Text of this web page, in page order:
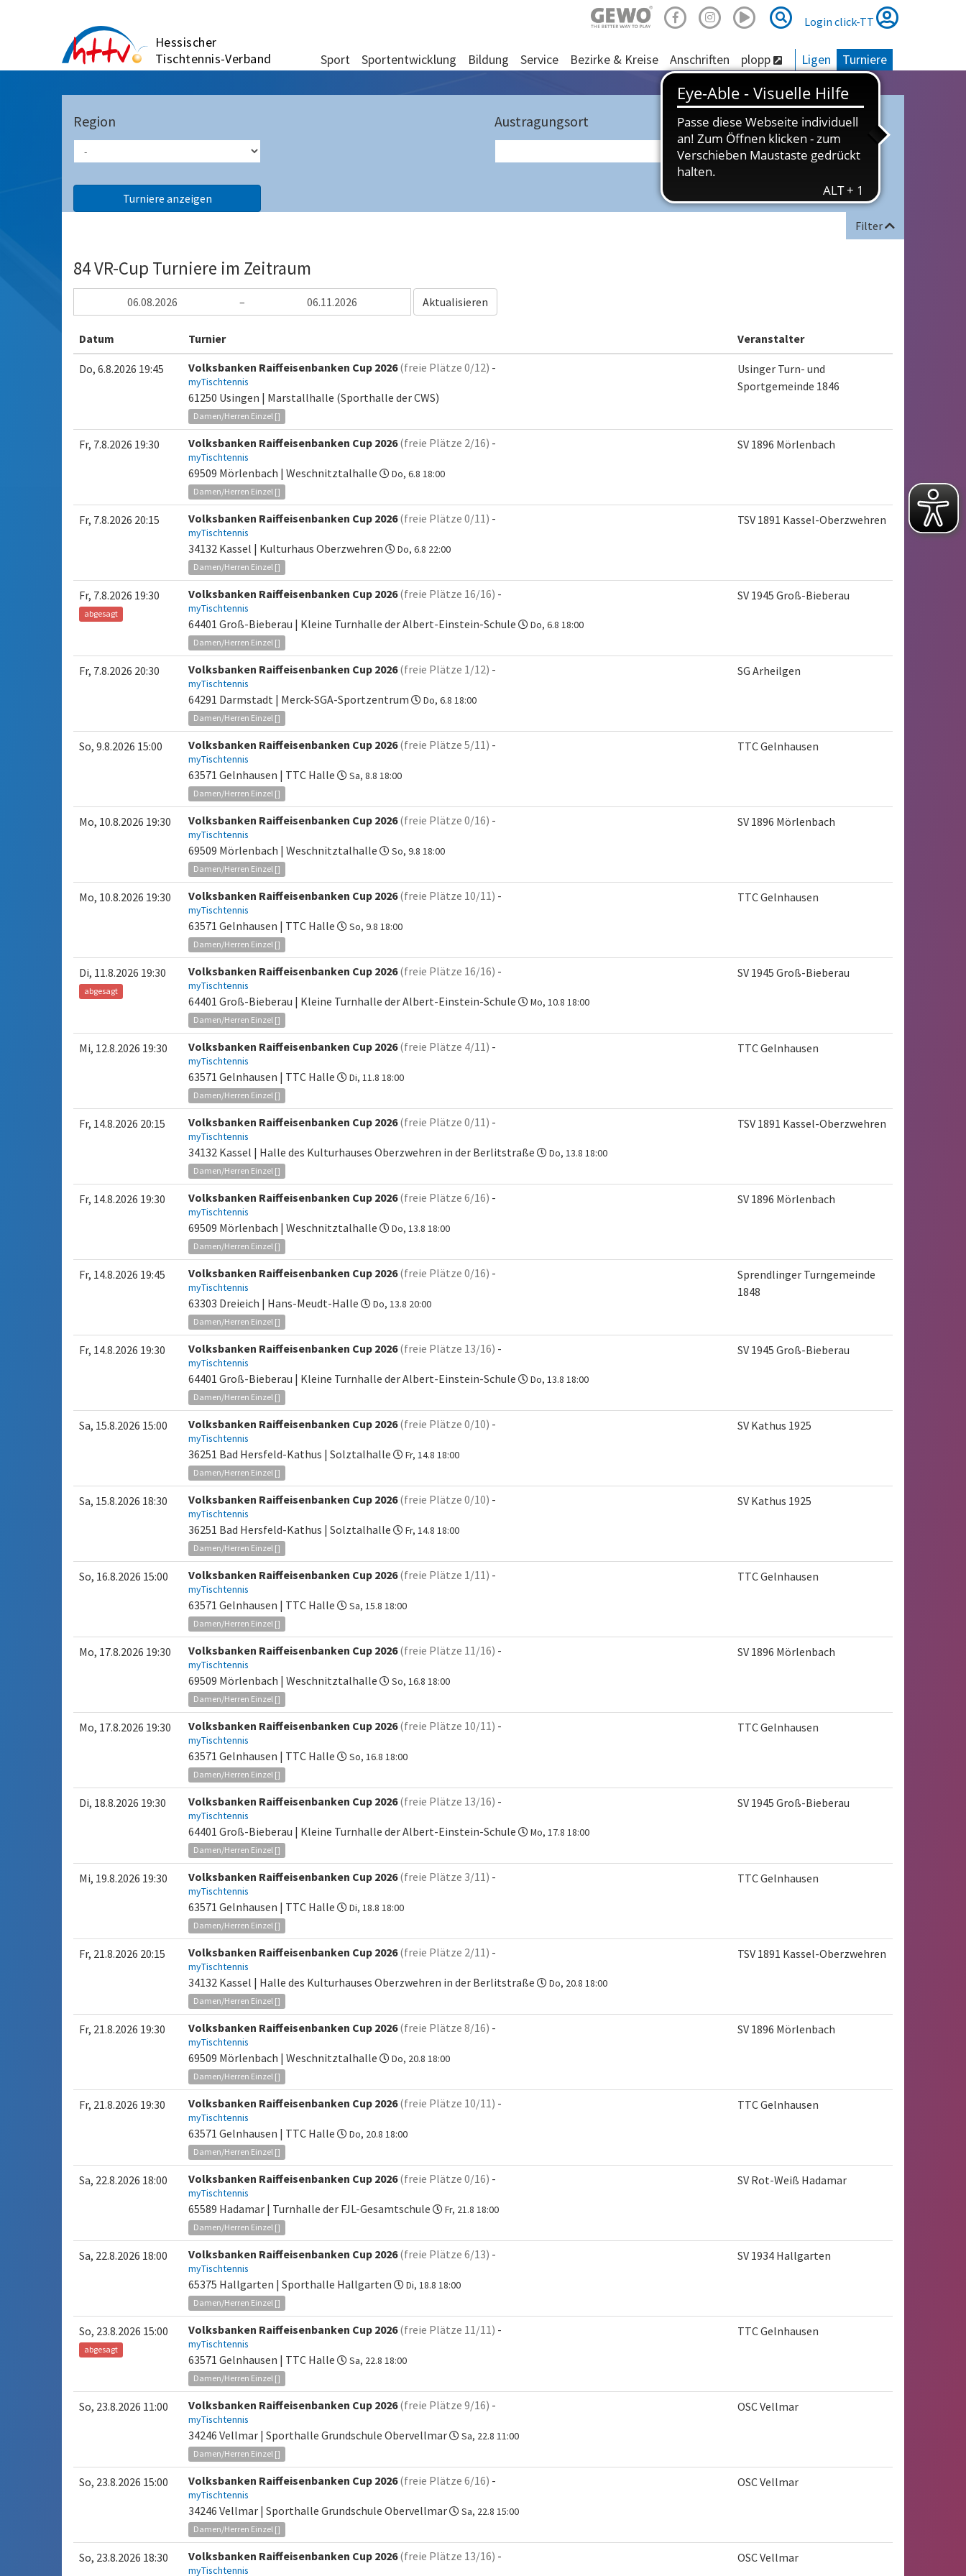
Hessischer
Tischtennis-Verband
Suche
Suche
Login click-TT
Sport Sportentwicklung Bildung Service Bezirke & Kreise Anschriften plopp Ligen Turniere
Region Austragungsort
Filter
84 VR-Cup Turniere im Zeitraum
– Aktualisieren
Datum Turnier Veranstalter
Do, 6.8.2026 19:45 Volksbanken Raiffeisenbanken Cup 2026 (freie Plätze 0/12) -
myTischtennis
61250 Usingen | Marstallhalle (Sporthalle der CWS)
Damen/Herren Einzel []
Usinger Turn- und
Sportgemeinde 1846
Fr, 7.8.2026 19:30 Volksbanken Raiffeisenbanken Cup 2026 (freie Plätze 2/16) -
myTischtennis
69509 Mörlenbach | Weschnitztalhalle Do, 6.8 18:00
Damen/Herren Einzel []
SV 1896 Mörlenbach
Fr, 7.8.2026 20:15 Volksbanken Raiffeisenbanken Cup 2026 (freie Plätze 0/11) -
myTischtennis
34132 Kassel | Kulturhaus Oberzwehren Do, 6.8 22:00
Damen/Herren Einzel []
TSV 1891 Kassel-Oberzwehren
Fr, 7.8.2026 19:30
abgesagt
Volksbanken Raiffeisenbanken Cup 2026 (freie Plätze 16/16) -
myTischtennis
64401 Groß-Bieberau | Kleine Turnhalle der Albert-Einstein-Schule Do, 6.8 18:00
Damen/Herren Einzel []
SV 1945 Groß-Bieberau
Fr, 7.8.2026 20:30 Volksbanken Raiffeisenbanken Cup 2026 (freie Plätze 1/12) -
myTischtennis
64291 Darmstadt | Merck-SGA-Sportzentrum Do, 6.8 18:00
Damen/Herren Einzel []
SG Arheilgen
So, 9.8.2026 15:00 Volksbanken Raiffeisenbanken Cup 2026 (freie Plätze 5/11) -
myTischtennis
63571 Gelnhausen | TTC Halle Sa, 8.8 18:00
Damen/Herren Einzel []
TTC Gelnhausen
Mo, 10.8.2026 19:30 Volksbanken Raiffeisenbanken Cup 2026 (freie Plätze 0/16) -
myTischtennis
69509 Mörlenbach | Weschnitztalhalle So, 9.8 18:00
Damen/Herren Einzel []
SV 1896 Mörlenbach
Mo, 10.8.2026 19:30 Volksbanken Raiffeisenbanken Cup 2026 (freie Plätze 10/11) -
myTischtennis
63571 Gelnhausen | TTC Halle So, 9.8 18:00
Damen/Herren Einzel []
TTC Gelnhausen
Di, 11.8.2026 19:30
abgesagt
Volksbanken Raiffeisenbanken Cup 2026 (freie Plätze 16/16) -
myTischtennis
64401 Groß-Bieberau | Kleine Turnhalle der Albert-Einstein-Schule Mo, 10.8 18:00
Damen/Herren Einzel []
SV 1945 Groß-Bieberau
Mi, 12.8.2026 19:30 Volksbanken Raiffeisenbanken Cup 2026 (freie Plätze 4/11) -
myTischtennis
63571 Gelnhausen | TTC Halle Di, 11.8 18:00
Damen/Herren Einzel []
TTC Gelnhausen
Fr, 14.8.2026 20:15 Volksbanken Raiffeisenbanken Cup 2026 (freie Plätze 0/11) -
myTischtennis
34132 Kassel | Halle des Kulturhauses Oberzwehren in der Berlitstraße Do, 13.8 18:00
Damen/Herren Einzel []
TSV 1891 Kassel-Oberzwehren
Fr, 14.8.2026 19:30 Volksbanken Raiffeisenbanken Cup 2026 (freie Plätze 6/16) -
myTischtennis
69509 Mörlenbach | Weschnitztalhalle Do, 13.8 18:00
Damen/Herren Einzel []
SV 1896 Mörlenbach
Fr, 14.8.2026 19:45 Volksbanken Raiffeisenbanken Cup 2026 (freie Plätze 0/16) -
myTischtennis
63303 Dreieich | Hans-Meudt-Halle Do, 13.8 20:00
Damen/Herren Einzel []
Sprendlinger Turngemeinde
1848
Fr, 14.8.2026 19:30 Volksbanken Raiffeisenbanken Cup 2026 (freie Plätze 13/16) -
myTischtennis
64401 Groß-Bieberau | Kleine Turnhalle der Albert-Einstein-Schule Do, 13.8 18:00
Damen/Herren Einzel []
SV 1945 Groß-Bieberau
Sa, 15.8.2026 15:00 Volksbanken Raiffeisenbanken Cup 2026 (freie Plätze 0/10) -
myTischtennis
36251 Bad Hersfeld-Kathus | Solztalhalle Fr, 14.8 18:00
Damen/Herren Einzel []
SV Kathus 1925
Sa, 15.8.2026 18:30 Volksbanken Raiffeisenbanken Cup 2026 (freie Plätze 0/10) -
myTischtennis
36251 Bad Hersfeld-Kathus | Solztalhalle Fr, 14.8 18:00
Damen/Herren Einzel []
SV Kathus 1925
So, 16.8.2026 15:00 Volksbanken Raiffeisenbanken Cup 2026 (freie Plätze 1/11) -
myTischtennis
63571 Gelnhausen | TTC Halle Sa, 15.8 18:00
Damen/Herren Einzel []
TTC Gelnhausen
Mo, 17.8.2026 19:30 Volksbanken Raiffeisenbanken Cup 2026 (freie Plätze 11/16) -
myTischtennis
69509 Mörlenbach | Weschnitztalhalle So, 16.8 18:00
Damen/Herren Einzel []
SV 1896 Mörlenbach
Mo, 17.8.2026 19:30 Volksbanken Raiffeisenbanken Cup 2026 (freie Plätze 10/11) -
myTischtennis
63571 Gelnhausen | TTC Halle So, 16.8 18:00
Damen/Herren Einzel []
TTC Gelnhausen
Di, 18.8.2026 19:30 Volksbanken Raiffeisenbanken Cup 2026 (freie Plätze 13/16) -
myTischtennis
64401 Groß-Bieberau | Kleine Turnhalle der Albert-Einstein-Schule Mo, 17.8 18:00
Damen/Herren Einzel []
SV 1945 Groß-Bieberau
Mi, 19.8.2026 19:30 Volksbanken Raiffeisenbanken Cup 2026 (freie Plätze 3/11) -
myTischtennis
63571 Gelnhausen | TTC Halle Di, 18.8 18:00
Damen/Herren Einzel []
TTC Gelnhausen
Fr, 21.8.2026 20:15 Volksbanken Raiffeisenbanken Cup 2026 (freie Plätze 2/11) -
myTischtennis
34132 Kassel | Halle des Kulturhauses Oberzwehren in der Berlitstraße Do, 20.8 18:00
Damen/Herren Einzel []
TSV 1891 Kassel-Oberzwehren
Fr, 21.8.2026 19:30 Volksbanken Raiffeisenbanken Cup 2026 (freie Plätze 8/16) -
myTischtennis
69509 Mörlenbach | Weschnitztalhalle Do, 20.8 18:00
Damen/Herren Einzel []
SV 1896 Mörlenbach
Fr, 21.8.2026 19:30 Volksbanken Raiffeisenbanken Cup 2026 (freie Plätze 10/11) -
myTischtennis
63571 Gelnhausen | TTC Halle Do, 20.8 18:00
Damen/Herren Einzel []
TTC Gelnhausen
Sa, 22.8.2026 18:00 Volksbanken Raiffeisenbanken Cup 2026 (freie Plätze 0/16) -
myTischtennis
65589 Hadamar | Turnhalle der FJL-Gesamtschule Fr, 21.8 18:00
Damen/Herren Einzel []
SV Rot-Weiß Hadamar
Sa, 22.8.2026 18:00 Volksbanken Raiffeisenbanken Cup 2026 (freie Plätze 6/13) -
myTischtennis
65375 Hallgarten | Sporthalle Hallgarten Di, 18.8 18:00
Damen/Herren Einzel []
SV 1934 Hallgarten
So, 23.8.2026 15:00
abgesagt
Volksbanken Raiffeisenbanken Cup 2026 (freie Plätze 11/11) -
myTischtennis
63571 Gelnhausen | TTC Halle Sa, 22.8 18:00
Damen/Herren Einzel []
TTC Gelnhausen
So, 23.8.2026 11:00 Volksbanken Raiffeisenbanken Cup 2026 (freie Plätze 9/16) -
myTischtennis
34246 Vellmar | Sporthalle Grundschule Obervellmar Sa, 22.8 11:00
Damen/Herren Einzel []
OSC Vellmar
So, 23.8.2026 15:00 Volksbanken Raiffeisenbanken Cup 2026 (freie Plätze 6/16) -
myTischtennis
34246 Vellmar | Sporthalle Grundschule Obervellmar Sa, 22.8 15:00
Damen/Herren Einzel []
OSC Vellmar
So, 23.8.2026 18:30 Volksbanken Raiffeisenbanken Cup 2026 (freie Plätze 13/16) -
myTischtennis
OSC Vellmar